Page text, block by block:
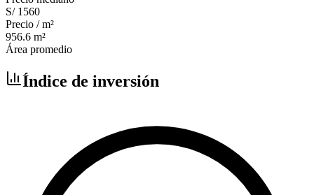
S/ 1560
Precio / m²
956.6 m²
Área promedio
Índice de inversión